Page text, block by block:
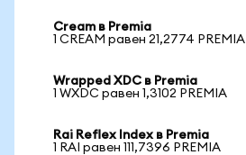
Cream в Premia
1 CREAM равен 21,2774 PREMIA
Wrapped XDC в Premia
1 WXDC равен 1,3102 PREMIA
Rai Reflex Index в Premia
1 RAI равен 111,7396 PREMIA